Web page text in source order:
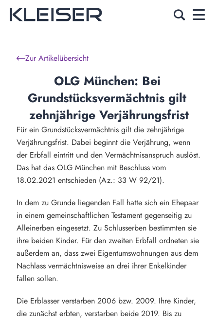
Zur Artikelübersicht
OLG München: Bei
Grundstücksvermächtnis gilt
zehnjährige Verjährungsfrist
Für ein Grundstücksvermächtnis gilt die zehnjährige
Verjährungsfrist. Dabei beginnt die Verjährung, wenn
der Erbfall eintritt und den Vermächtnisanspruch auslöst.
Das hat das OLG München mit Beschluss vom
18.02.2021 entschieden (Az.: 33 W 92/21).
In dem zu Grunde liegenden Fall hatte sich ein Ehepaar
in einem gemeinschaftlichen Testament gegenseitig zu
Alleinerben eingesetzt. Zu Schlusserben bestimmten sie
ihre beiden Kinder. Für den zweiten Erbfall ordneten sie
außerdem an, dass zwei Eigentumswohnungen aus dem
Nachlass vermächtnisweise an drei ihrer Enkelkinder
fallen sollen.
Die Erblasser verstarben 2006 bzw. 2009. Ihre Kinder,
die zunächst erbten, verstarben beide 2019. Bis zu